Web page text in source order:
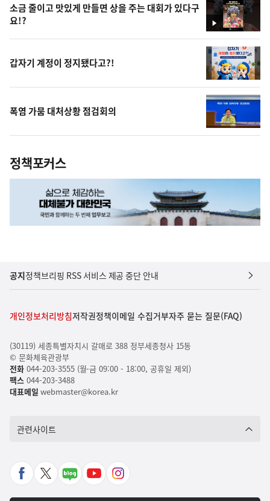
영
상
소금 줄이고 맛있게 만들면 상을 주는 대회가 있다구
요!?
갑자기 계정이 정지됐다고?!
폭염 가뭄 대처상황 점검회의
정책포커스
공지정책브리핑 RSS 서비스 제공 중단 안내
개인정보처리방침저작권정책이메일 수집거부자주 묻는 질문(FAQ)
(30119) 세종특별자치시 갈매로 388 정부세종청사 15동
© 문화체육관광부
전화044-203-3555 (월-금 09:00 - 18:00, 공휴일 제외)
팩스044-203-3488
대표메일 webmaster@korea.kr
관련사이트
페
X
네
유
인